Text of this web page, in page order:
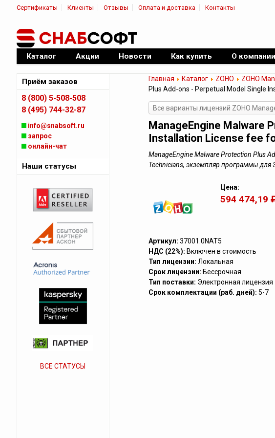
Сертификаты Клиенты Отзывы Оплата и доставка Контакты
Официальный дилер ПО
Каталог Акции Новости Как купить О компании
Главная Каталог ZOHO ZOHO
Plus Add-ons - Perpetual Model Single
Все варианты лицензий ZOHO
ManageEngine Malware
Installation License fee
ManageEngine Malware Protection Plus
Technicians, экземпляр программы для
Цена:
594 474,19
Артикул: 37001.0NAT5
НДС (22%): Включен в стоимость
Тип лицензии: Локальная
Срок лицензии: Бессрочная
Тип поставки: Электронная лицензия
Срок комплектации (раб. дней): 5-7
Приём заказов
8 (800) 5-508-508
8 (495) 744-32-87
info@snabsoft.ru
запрос
онлайн-чат
Наши статусы
ВСЕ СТАТУСЫ